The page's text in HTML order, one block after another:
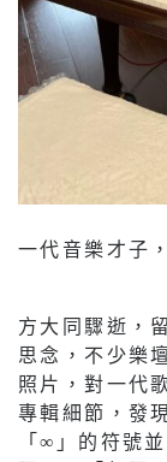
一代音樂才子
方大同驟逝，
思念，不少樂
照片，對一代
專輯細節，發
「∞」的符號